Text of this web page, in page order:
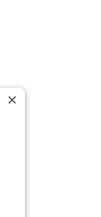
×